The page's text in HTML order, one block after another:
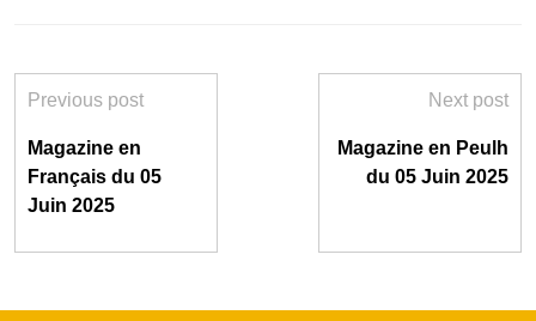
Previous post
Magazine en
Français du 05
Juin 2025
Next post
Magazine en Peulh
du 05 Juin 2025